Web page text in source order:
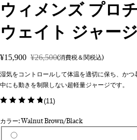
ウィメンズ プロ
ウェイト ジャージ
¥15,900 ¥26,500(消費税＆関税込)
湿気をコントロールして体温を適切に保ち、か
中にも動きを制限しない超軽量ジャージです。
(11)
カラー: Walnut Brown/Black
カラーを選択